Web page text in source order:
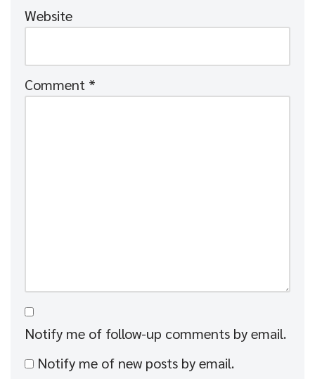
Website
Comment *
Notify me of follow-up comments by email.
Notify me of new posts by email.